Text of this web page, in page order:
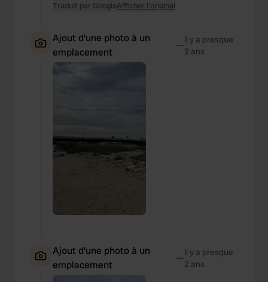
Traduit par GoogleAfficher l'original
Ajout d'une photo à un
emplacement
—il y a presque
2 ans
Ajout d'une photo à un
emplacement
—il y a presque
2 ans